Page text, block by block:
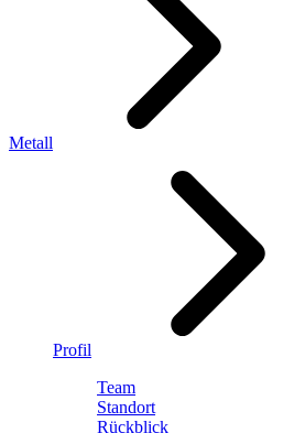
Metall
Profil
Team
Standort
Rückblick